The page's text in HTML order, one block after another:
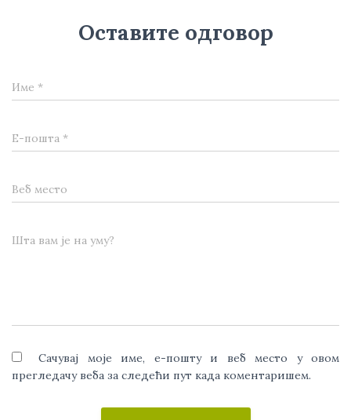
Оставите одговор
Име *
Е-пошта *
Веб место
Шта вам је на уму?
Сачувај моје име, е-пошту и веб место у овом
прегледачу веба за следећи пут када коментаришем.